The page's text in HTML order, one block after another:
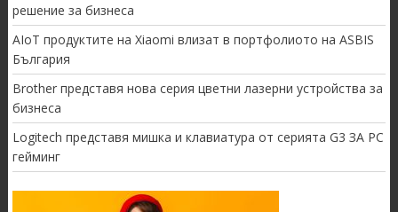
решение за бизнеса
AIoT продуктите на Xiaomi влизат в портфолиото на ASBIS
България
Brother представя нова серия цветни лазерни устройства за
бизнеса
Logitech представя мишка и клавиатура от серията G3 ЗА PC
гейминг